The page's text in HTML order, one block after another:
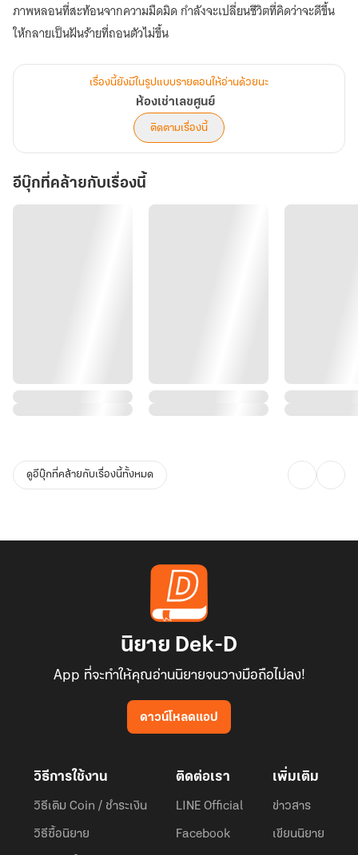
ภาพหลอนที่สะท้อนจากความมืดมิด กำลังจะเปลี่ยนชีวิตที่คิดว่าจะดีขึ้น
ให้กลายเป็นฝันร้ายที่ถอนตัวไม่ขึ้น
เรื่องนี้ยังมีในรูปแบบรายตอนให้อ่านด้วยนะ
ห้องเช่าเลขศูนย์
ติดตามเรื่องนี้
อีบุ๊กที่คล้ายกับเรื่องนี้
ดูอีบุ๊กที่คล้ายกับเรื่องนี้ทั้งหมด
นิยาย Dek-D
App ที่จะทำให้คุณอ่านนิยายจนวางมือถือไม่ลง!
ดาวน์โหลดแอป
วิธีการใช้งาน
วิธีเติม Coin / ชำระเงิน
วิธีซื้อนิยาย
ติดต่อเรา
LINE Official
Facebook
เพิ่มเติม
ข่าวสาร
เขียนนิยาย